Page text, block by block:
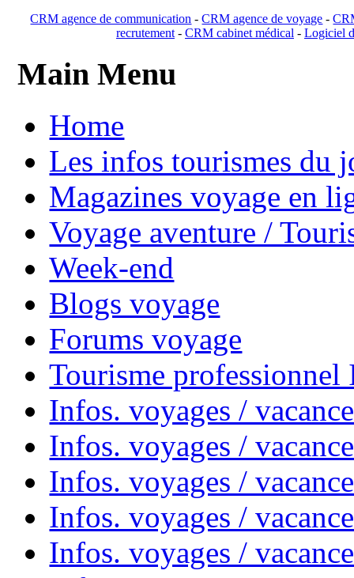
CRM agence de communication -CRM agence de voyage -
recrutement- CRM cabinet médical- Logiciel
Main Menu
Home
Les infos tourismes du
Magazines voyage en
Voyage aventure /
Week-end
Blogs voyage
Forums voyage
Tourisme
Infos. voyages /
Infos. voyages /
Infos. voyages /
Infos. voyages /
Infos. voyages /